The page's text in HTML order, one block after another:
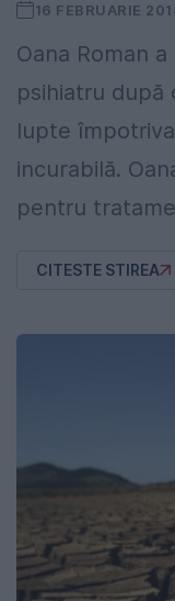
16 FEBRUARIE
Oana Roman
psihiatru după
lupte
incurabilă.
pentru
CITESTE STIREA